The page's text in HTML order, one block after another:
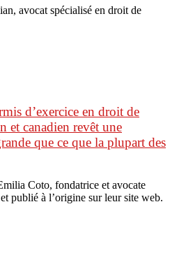
avocat spécialisé en droit de
d’exercice en droit de
et canadien revêt une
que ce que la plupart des
Coto, fondatrice et avocate
publié à l’origine sur leur site web.